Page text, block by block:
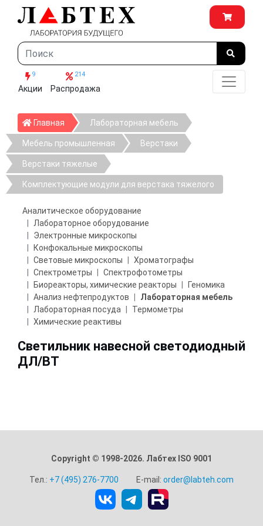
9
Акции
214
Распродажа
Главная ГлавнаяЛабораторная мебель
Мебель промышленная Верстаки
Верстаки тяжелые
Комплектующие модули для верстака тяжелого
Аналитическое оборудование
Лабораторное оборудование
Электронные микроскопы
Конфокальные микроскопы
Световые микроскопы
Хроматографы
Спектрометры
Спектрофотометры
Биореакторы, химические реакторы
Геномика
Анализ нефтепродуктов
Лабораторная мебель
Лабораторная посуда
Термометры
Химические реактивы
Светильник навесной светодиодный
ДЛ/ВТ
Copyright © 1998-2026. Лабтех ISO 9001
Тел.: +7 (495) 276-7700 E-mail: order@labteh.com